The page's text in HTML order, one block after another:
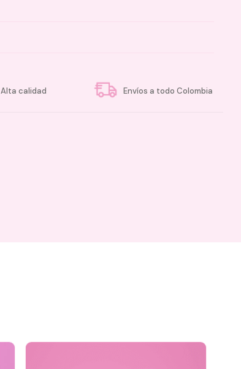
Alta calidad Envíos a todo Colombia